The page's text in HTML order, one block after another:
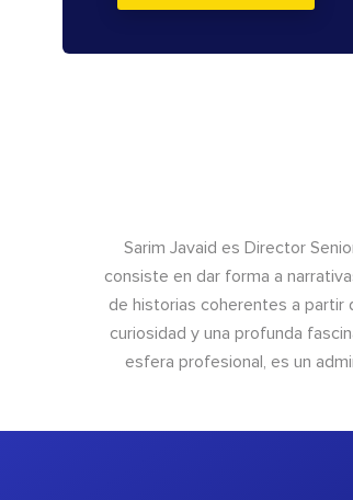
Sarim Javaid es Director
consiste en dar forma a
de historias coherentes a partir
curiosidad y una profunda
esfera profesional, es un